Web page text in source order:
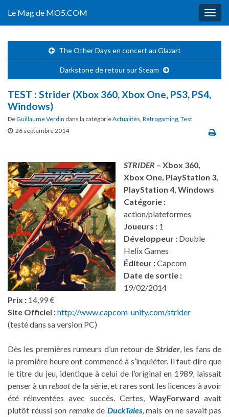
Le Mag de MO5.COM
The Other Days en concert au Glazart
Darkstone de retour sur Steam
TEST : Strider (Xbox 360, Xbox One, PS3, PS4,
Windows)
DeGuillaume Verdin dans la catégorieActualités, Retrogaming, Test
26 septembre 2014
STRIDER – Xbox 360,
Xbox One, PlayStation 3,
PlayStation 4, Windows
Catégorie :
action/plateformes
Joueurs : 1
Développeur : Double
Helix Games
Éditeur :Capcom
Date de sortie :
19/02/2014
Prix : 14,99 €
Site Officiel :http://www.capcom-unity.com/strider
(testé dans sa version PC)
Dès les premières rumeurs d’un retour de Strider, les fans de
la première heure ont commencé à s’inquiéter. Il faut dire que
le titre du jeu, identique à celui de l’original en 1989, laissait
penser à unrebootde la série, et rares sont les licences à avoir
été réinventées avec succès. Certes, WayForward avait
plutôt réussi son remake de DuckTales, mais on ne savait pas